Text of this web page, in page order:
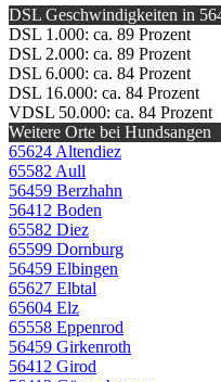
DSL Geschwindigkeiten in
DSL 1.000: ca. 89 Prozent
DSL 2.000: ca. 89 Prozent
DSL 6.000: ca. 84 Prozent
DSL 16.000: ca. 84 Prozent
VDSL 50.000: ca. 84 Prozent
Weitere Orte bei Hundsangen
65624 Altendiez
65582 Aull
56459 Berzhahn
56412 Boden
65582 Diez
65599 Dornburg
56459 Elbingen
65627 Elbtal
65604 Elz
65558 Eppenrod
56459 Girkenroth
56412 Girod